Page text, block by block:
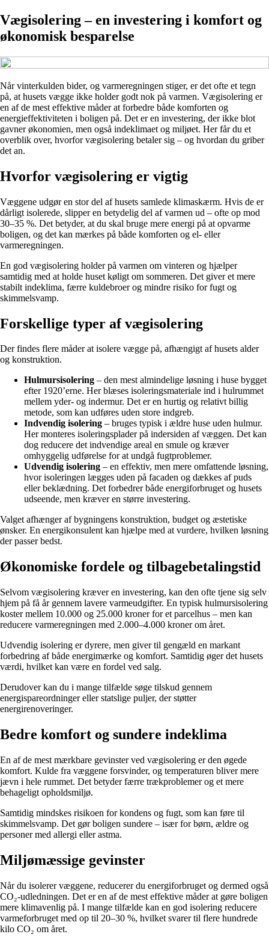
Vægisolering – en investering i komfort og
økonomisk besparelse
Når vinterkulden bider, og varmeregningen stiger, er det ofte et tegn
på, at husets vægge ikke holder godt nok på varmen. Vægisolering er
en af de mest effektive måder at forbedre både komforten og
energieffektiviteten i boligen på. Det er en investering, der ikke blot
gavner økonomien, men også indeklimaet og miljøet. Her får du et
overblik over, hvorfor vægisolering betaler sig – og hvordan du griber
det an.
Hvorfor vægisolering er vigtig
Væggene udgør en stor del af husets samlede klimaskærm. Hvis de er
dårligt isolerede, slipper en betydelig del af varmen ud – ofte op mod
30–35 %. Det betyder, at du skal bruge mere energi på at opvarme
boligen, og det kan mærkes på både komforten og el- eller
varmeregningen.
En god vægisolering holder på varmen om vinteren og hjælper
samtidig med at holde huset køligt om sommeren. Det giver et mere
stabilt indeklima, færre kuldebroer og mindre risiko for fugt og
skimmelsvamp.
Forskellige typer af vægisolering
Der findes flere måder at isolere vægge på, afhængigt af husets alder
og konstruktion.
Hulmursisolering – den mest almindelige løsning i huse bygget
efter 1920’erne. Her blæses isoleringsmateriale ind i hulrummet
mellem yder- og indermur. Det er en hurtig og relativt billig
metode, som kan udføres uden store indgreb.
Indvendig isolering – bruges typisk i ældre huse uden hulmur.
Her monteres isoleringsplader på indersiden af væggen. Det kan
dog reducere det indvendige areal en smule og kræver
omhyggelig udførelse for at undgå fugtproblemer.
Udvendig isolering – en effektiv, men mere omfattende løsning,
hvor isoleringen lægges uden på facaden og dækkes af puds
eller beklædning. Det forbedrer både energiforbruget og husets
udseende, men kræver en større investering.
Valget afhænger af bygningens konstruktion, budget og æstetiske
ønsker. En energikonsulent kan hjælpe med at vurdere, hvilken løsning
der passer bedst.
Økonomiske fordele og tilbagebetalingstid
Selvom vægisolering kræver en investering, kan den ofte tjene sig selv
hjem på få år gennem lavere varmeudgifter. En typisk hulmursisolering
koster mellem 10.000 og 25.000 kroner for et parcelhus – men kan
reducere varmeregningen med 2.000–4.000 kroner om året.
Udvendig isolering er dyrere, men giver til gengæld en markant
forbedring af både energimærke og komfort. Samtidig øger det husets
værdi, hvilket kan være en fordel ved salg.
Derudover kan du i mange tilfælde søge tilskud gennem
energispareordninger eller statslige puljer, der støtter
energirenoveringer.
Bedre komfort og sundere indeklima
En af de mest mærkbare gevinster ved vægisolering er den øgede
komfort. Kulde fra væggene forsvinder, og temperaturen bliver mere
jævn i hele rummet. Det betyder færre trækproblemer og et mere
behageligt opholdsmiljø.
Samtidig mindskes risikoen for kondens og fugt, som kan føre til
skimmelsvamp. Det gør boligen sundere – især for børn, ældre og
personer med allergi eller astma.
Miljømæssige gevinster
Når du isolerer væggene, reducerer du energiforbruget og dermed også
CO₂-udledningen. Det er en af de mest effektive måder at gøre boligen
mere klimavenlig på. I mange tilfælde kan en god isolering reducere
varmeforbruget med op til 20–30 %, hvilket svarer til flere hundrede
kilo CO₂ om året.